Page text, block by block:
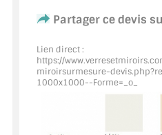
VERRE
LES FIXATIONS POUR
LES PROFILS PAROI DE
Partager ce devis
Lien direct :
https://
miroirsurmesure-
1000x1000--Forme=_o_